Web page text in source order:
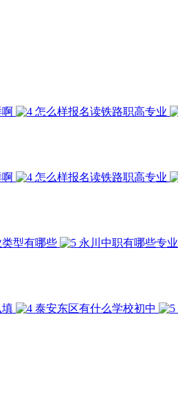
啊 怎么样报名读铁路职高专业
啊 怎么样报名读铁路职高专业
型有哪些 永川中职有哪些专业
填 泰安东区有什么学校初中